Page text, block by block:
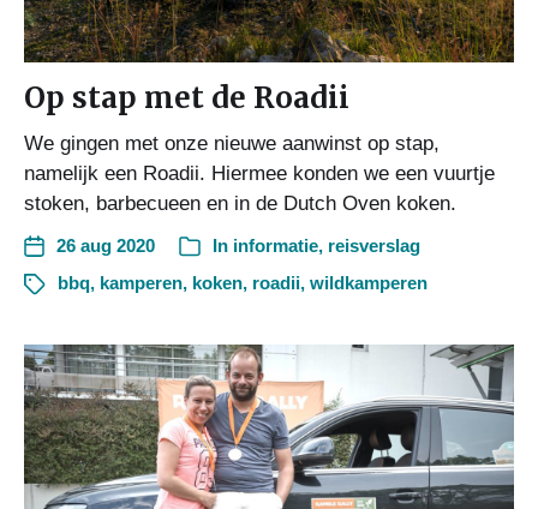
Op stap met de Roadii
We gingen met onze nieuwe aanwinst op stap,
namelijk een Roadii. Hiermee konden we een vuurtje
stoken, barbecueen en in de Dutch Oven koken.
26 aug 2020 In informatie, reisverslag
bbq, kamperen, koken, roadii, wildkamperen